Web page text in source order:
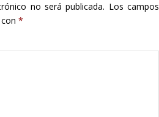
no será publicada. Los campos
*